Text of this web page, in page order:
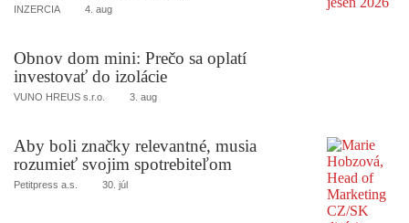
INZERCIA 4. aug
Obnov dom mini: Prečo sa oplatí
investovať do izolácie
VUNO HREUS s.r.o. 3. aug
Aby boli značky relevantné, musia
rozumieť svojim spotrebiteľom
Petitpress a.s. 30. júl